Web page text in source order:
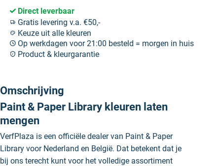
Direct leverbaar
Gratis levering v.a. €50,-
Keuze uit alle kleuren
Op werkdagen voor 21:00 besteld = morgen in huis
Product & kleurgarantie
Omschrijving
Paint & Paper Library kleuren laten
mengen
VerfPlaza is een officiële dealer van Paint & Paper
Library voor Nederland en België. Dat betekent dat je
bij ons terecht kunt voor het volledige assortiment